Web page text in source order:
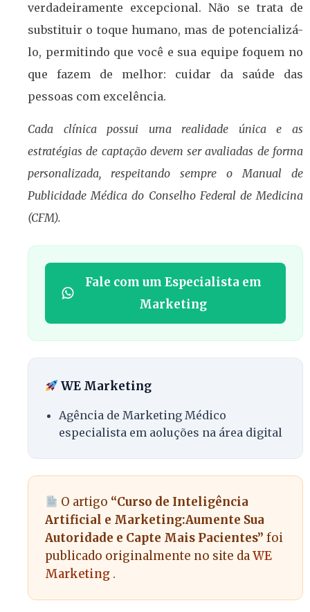
verdadeiramente excepcional. Não se trata de
substituir o toque humano, mas de potencializá-
lo, permitindo que você e sua equipe foquem no
que fazem de melhor: cuidar da saúde das
pessoas com excelência.
Cada clínica possui uma realidade única e as
estratégias de captação devem ser avaliadas de forma
personalizada, respeitando sempre o Manual de
Publicidade Médica do Conselho Federal de Medicina
(CFM).
Fale com um Especialista em
Marketing
WE Marketing
Agência de Marketing Médico
especialista em aoluções na área digital
O artigo “Curso de Inteligência
Artificial e Marketing:Aumente Sua
Autoridade e Capte Mais Pacientes” foi
publicado originalmente no site daWE
Marketing .